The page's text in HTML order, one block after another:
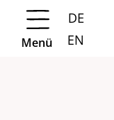
Springe zur Navigation
Springe zum Hauptinhalt
Menü
DE
EN